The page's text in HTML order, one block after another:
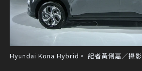
Hyundai Kona Hybrid。 記者黃俐嘉／攝影